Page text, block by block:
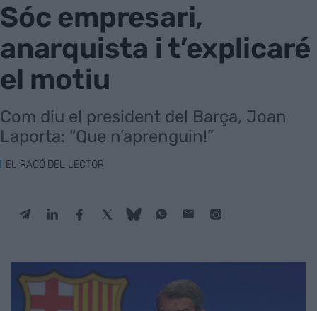
Sóc empresari,
anarquista i t’explicaré
el motiu
Com diu el president del Barça, Joan
Laporta: “Que n’aprenguin!”
EL RACÓ DEL LECTOR